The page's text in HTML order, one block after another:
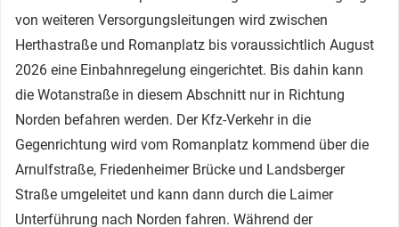
von weiteren Versorgungsleitungen wird zwischen
Herthastraße und Romanplatz bis voraussichtlich August
2026 eine Einbahnregelung eingerichtet. Bis dahin kann
die Wotanstraße in diesem Abschnitt nur in Richtung
Norden befahren werden. Der Kfz-Verkehr in die
Gegenrichtung wird vom Romanplatz kommend über die
Arnulfstraße, Friedenheimer Brücke und Landsberger
Straße umgeleitet und kann dann durch die Laimer
Unterführung nach Norden fahren. Während der